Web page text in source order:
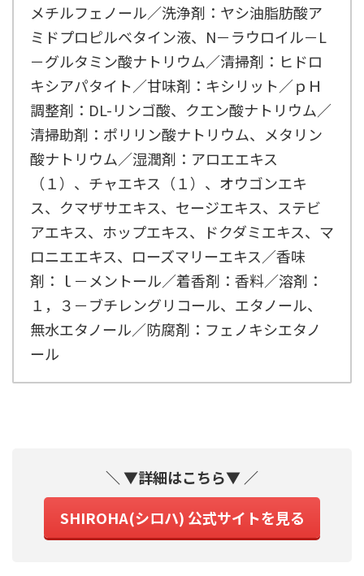
メチルフェノール／洗浄剤：ヤシ油脂肪酸ア
ミドプロピルベタイン液、N－ラウロイル－L
－グルタミン酸ナトリウム／清掃剤：ヒドロ
キシアパタイト／甘味剤：キシリット／ｐＨ
調整剤：DL-リンゴ酸、クエン酸ナトリウム／
清掃助剤：ポリリン酸ナトリウム、メタリン
酸ナトリウム／湿潤剤：アロエエキス
（１）、チャエキス（１）、オウゴンエキ
ス、クマザサエキス、セージエキス、ステビ
アエキス、ホップエキス、ドクダミエキス、マ
ロニエエキス、ローズマリーエキス／香味
剤：ｌ－メントール／着香剤：香料／溶剤：
１，３－ブチレングリコール、エタノール、
無水エタノール／防腐剤：フェノキシエタノ
ール
＼ ▼詳細はこちら▼ ／
SHIROHA(シロハ) 公式サイトを見る